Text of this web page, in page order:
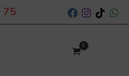
75